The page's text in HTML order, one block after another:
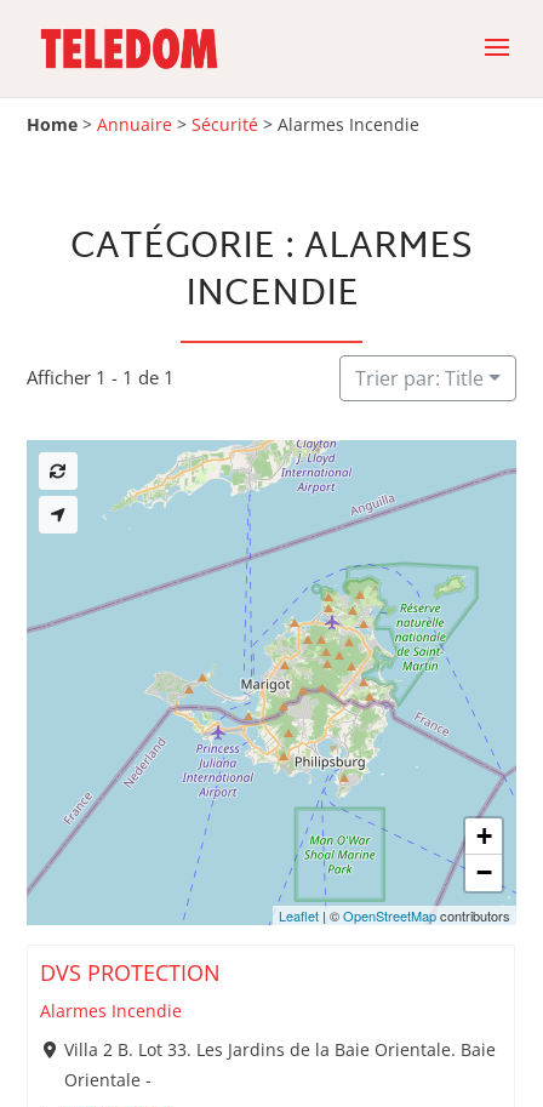
Home >Annuaire >Sécurité >Alarmes Incendie
CATÉGORIE : ALARMES
INCENDIE
Afficher 1 - 1 de 1 Trier par: Title
DVS PROTECTION
Alarmes Incendie
Villa 2 B. Lot 33. Les Jardins de la Baie Orientale. Baie
Orientale -
+
−
Leaflet| ©OpenStreetMapcontributors